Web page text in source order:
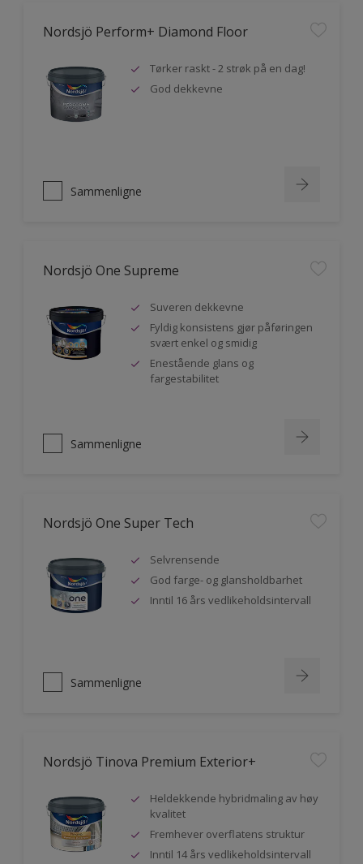
Nordsjö Perform+ Diamond Floor
Tørker raskt - 2 strøk på en dag!
God dekkevne
Sammenligne
Nordsjö One Supreme
Suveren dekkevne
Fyldig konsistens gjør påføringen
svært enkel og smidig
Enestående glans og
fargestabilitet
Sammenligne
Nordsjö One Super Tech
Selvrensende
God farge- og glansholdbarhet
Inntil 16 års vedlikeholdsintervall
Sammenligne
Nordsjö Tinova Premium Exterior+
Heldekkende hybridmaling av høy
kvalitet
Fremhever overflatens struktur
Inntil 14 års vedlikeholdsintervall